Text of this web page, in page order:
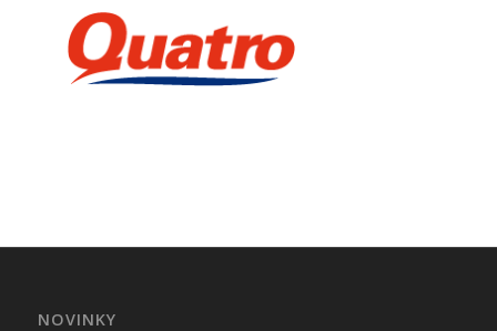
NOVINKY